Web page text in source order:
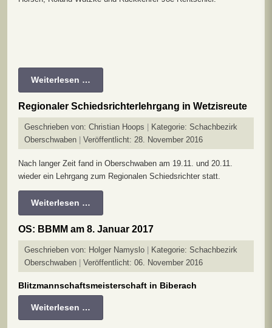
Weiterlesen …
Regionaler Schiedsrichterlehrgang in Wetzisreute
Geschrieben von: Christian Hoops Kategorie: Schachbezirk
Oberschwaben
Veröffentlicht: 28. November 2016
Nach langer Zeit fand in Oberschwaben am 19.11. und 20.11.
wieder ein Lehrgang zum Regionalen Schiedsrichter statt.
Weiterlesen …
OS: BBMM am 8. Januar 2017
Geschrieben von: Holger Namyslo Kategorie: Schachbezirk
Oberschwaben
Veröffentlicht: 06. November 2016
Blitzmannschaftsmeisterschaft in Biberach
Weiterlesen …